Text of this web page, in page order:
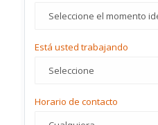
Está usted trabajando
Horario de contacto